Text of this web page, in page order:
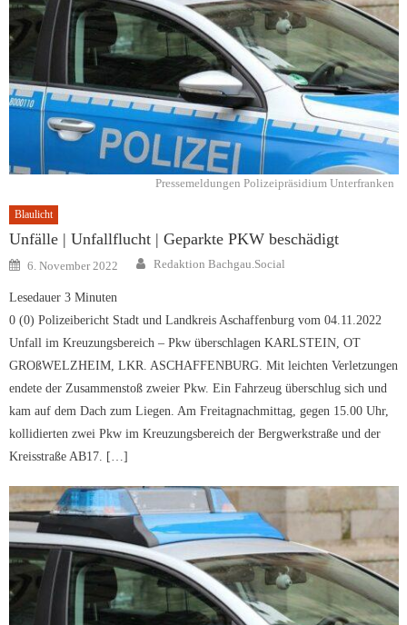
Pressemeldungen Polizeipräsidium Unterfranken
Blaulicht
Unfälle | Unfallflucht | Geparkte PKW beschädigt
Posted
on
6. November 2022 Author
Redaktion Bachgau.Social
Lesedauer 3 Minuten
0 (0) Polizeibericht Stadt und Landkreis Aschaffenburg vom 04.11.2022
Unfall im Kreuzungsbereich – Pkw überschlagen KARLSTEIN, OT
GROßWELZHEIM, LKR. ASCHAFFENBURG. Mit leichten Verletzungen
endete der Zusammenstoß zweier Pkw. Ein Fahrzeug überschlug sich und
kam auf dem Dach zum Liegen. Am Freitagnachmittag, gegen 15.00 Uhr,
kollidierten zwei Pkw im Kreuzungsbereich der Bergwerkstraße und der
Kreisstraße AB17. […]